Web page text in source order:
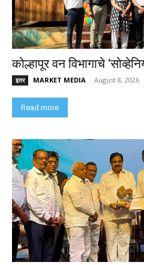
कोल्हापूर वन विभागाचे
इतर MARKET MEDIA - August 8, 2026
Read more